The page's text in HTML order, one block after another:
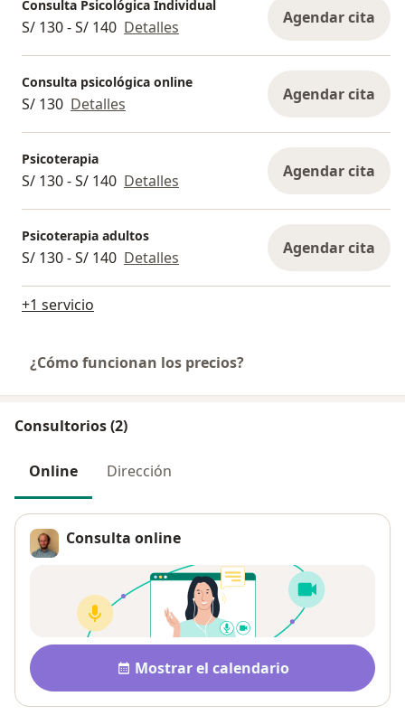
Consulta Psicológica Individual
S/ 130 - S/ 140 Detalles Agendar cita
Consulta psicológica online
S/ 130 Detalles Agendar cita
Psicoterapia
S/ 130 - S/ 140 Detalles Agendar cita
Psicoterapia adultos
S/ 130 - S/ 140 Detalles Agendar cita
+1 servicio
¿Cómo funcionan los precios?
Consultorios (2)
Online Dirección
Consulta online
Disponibilidad
Mostrar el calendario